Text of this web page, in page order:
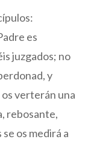
es
juzgados; no
y
os verterán una
rebosante,
os medirá a